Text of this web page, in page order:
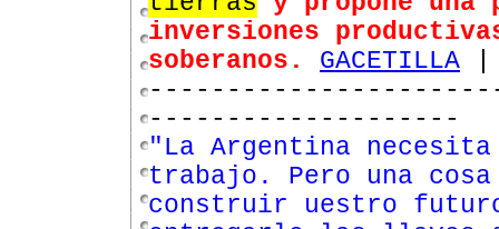
inversiones
soberanos.
GACETILLA
--------------------
"La Argentina
trabajo. Pero una
construir uestro